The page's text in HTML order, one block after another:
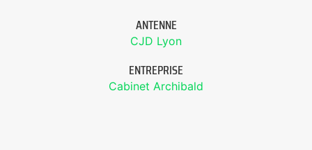
ANTENNE
CJD Lyon
ENTREPRISE
Cabinet Archibald